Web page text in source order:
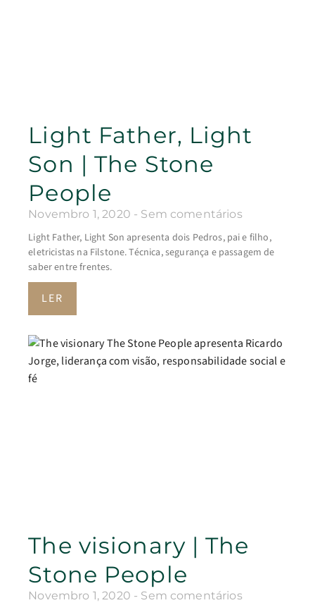
Light Father, Light
Son | The Stone
People
Novembro 1, 2020 Sem comentários
Light Father, Light Son apresenta dois Pedros, pai e filho,
eletricistas na Filstone. Técnica, segurança e passagem de
saber entre frentes.
LER
The visionary | The
Stone People
Novembro 1, 2020 Sem comentários